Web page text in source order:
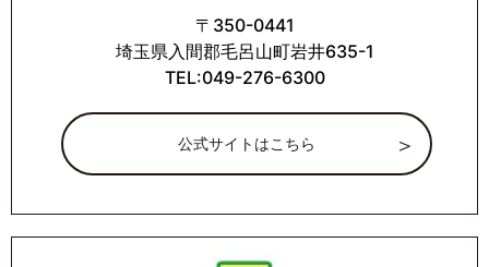
〒350-0441
埼玉県入間郡毛呂山町岩井635-1
TEL:049-276-6300
公式サイトはこちら